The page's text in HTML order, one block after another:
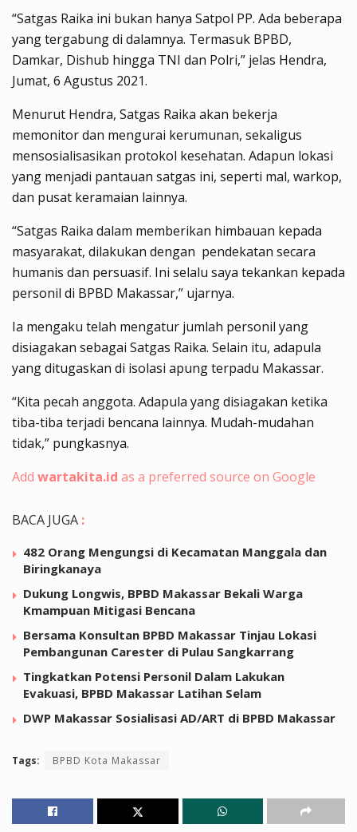
“Satgas Raika ini bukan hanya Satpol PP. Ada beberapa
yang tergabung di dalamnya. Termasuk BPBD,
Damkar, Dishub hingga TNI dan Polri,” jelas Hendra,
Jumat, 6 Agustus 2021.
Menurut Hendra, Satgas Raika akan bekerja
memonitor dan mengurai kerumunan, sekaligus
mensosialisasikan protokol kesehatan. Adapun lokasi
yang menjadi pantauan satgas ini, seperti mal, warkop,
dan pusat keramaian lainnya.
“Satgas Raika dalam memberikan himbauan kepada
masyarakat, dilakukan dengan pendekatan secara
humanis dan persuasif. Ini selalu saya tekankan kepada
personil di BPBD Makassar,” ujarnya.
Ia mengaku telah mengatur jumlah personil yang
disiagakan sebagai Satgas Raika. Selain itu, adapula
yang ditugaskan di isolasi apung terpadu Makassar.
“Kita pecah anggota. Adapula yang disiagakan ketika
tiba-tiba terjadi bencana lainnya. Mudah-mudahan
tidak,” pungkasnya.
Add wartakita.id as a preferred source on Google
BACA JUGA :
482 Orang Mengungsi di Kecamatan Manggala dan
Biringkanaya
Dukung Longwis, BPBD Makassar Bekali Warga
Kmampuan Mitigasi Bencana
Bersama Konsultan BPBD Makassar Tinjau Lokasi
Pembangunan Carester di Pulau Sangkarrang
Tingkatkan Potensi Personil Dalam Lakukan
Evakuasi, BPBD Makassar Latihan Selam
DWP Makassar Sosialisasi AD/ART di BPBD Makassar
Tags: BPBD Kota Makassar